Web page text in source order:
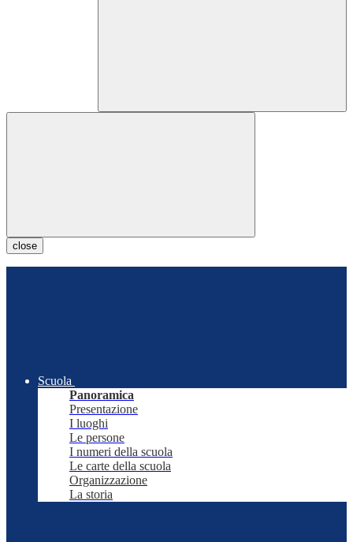
close
Scuola
Panoramica
Presentazione
I luoghi
Le persone
I numeri della scuola
Le carte della scuola
Organizzazione
La storia